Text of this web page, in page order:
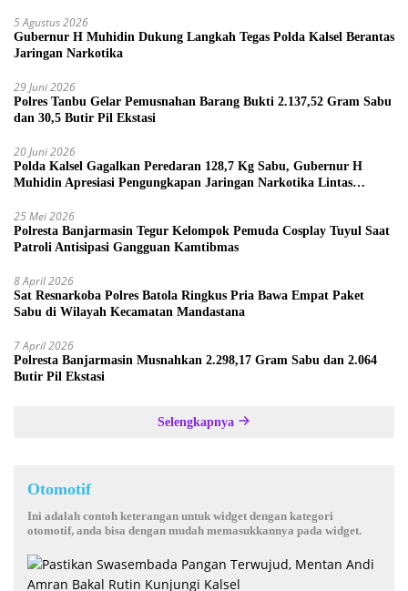
5 Agustus 2026
Gubernur H Muhidin Dukung Langkah Tegas Polda Kalsel Berantas
Jaringan Narkotika
29 Juni 2026
Polres Tanbu Gelar Pemusnahan Barang Bukti 2.137,52 Gram Sabu
dan 30,5 Butir Pil Ekstasi
20 Juni 2026
Polda Kalsel Gagalkan Peredaran 128,7 Kg Sabu, Gubernur H
Muhidin Apresiasi Pengungkapan Jaringan Narkotika Lintas
25 Mei 2026
Polresta Banjarmasin Tegur Kelompok Pemuda Cosplay Tuyul Saat
Patroli Antisipasi Gangguan Kamtibmas
8 April 2026
Sat Resnarkoba Polres Batola Ringkus Pria Bawa Empat Paket
Sabu di Wilayah Kecamatan Mandastana
7 April 2026
Polresta Banjarmasin Musnahkan 2.298,17 Gram Sabu dan 2.064
Butir Pil Ekstasi
Selengkapnya
Otomotif
Ini adalah contoh keterangan untuk widget dengan kategori
otomotif, anda bisa dengan mudah memasukkannya pada widget.